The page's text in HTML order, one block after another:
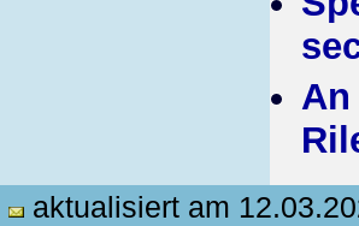
aktualisiert am